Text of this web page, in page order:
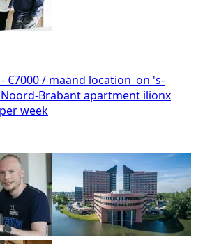
€7000 / maand location_on 's-
Brabantapartment ilionx
week